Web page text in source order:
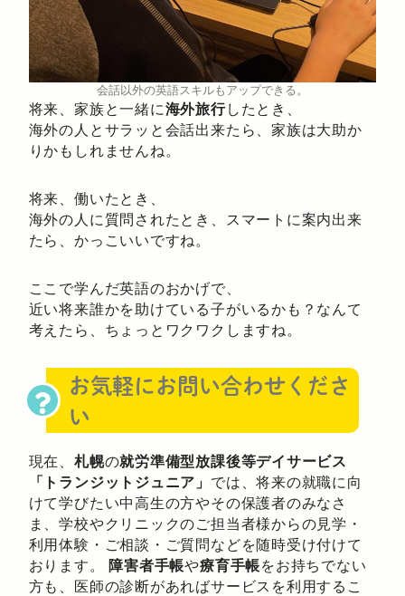
会話以外の英語スキルもアップできる。
将来、家族と一緒に海外旅行したとき、
海外の人とサラッと会話出来たら、家族は大助か
りかもしれませんね。
将来、働いたとき、
海外の人に質問されたとき、スマートに案内出来
たら、かっこいいですね。
ここで学んだ英語のおかげで、
近い将来誰かを助けている子がいるかも？なんて
考えたら、ちょっとワクワクしますね。
お気軽にお問い合わせくださ
い
現在、 札幌の就労準備型放課後等デイサービス
「トランジットジュニア」 では、将来の就職に向
けて学びたい中高生の方やその保護者のみなさ
ま、学校やクリニックのご担当者様からの見学・
利用体験・ご相談・ご質問などを随時受け付けて
おります。障害者手帳や療育手帳をお持ちでない
方も、医師の診断があればサービスを利用するこ